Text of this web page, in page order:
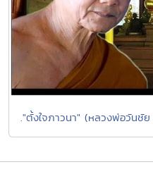
."ตั้งใจภาวนา" (หลวงพ่อวันชั